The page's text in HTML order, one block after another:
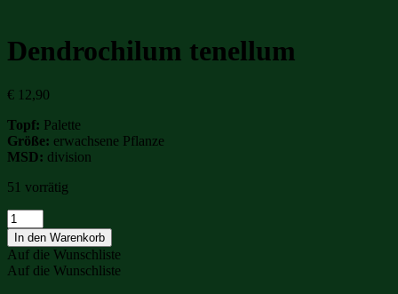
Dendrochilum tenellum
€ 12,90
Topf: Palette
Größe: erwachsene Pflanze
MSD: division
51 vorrätig
Dendrochilum
tenellum
Menge
In den Warenkorb
Auf die Wunschliste
Auf die Wunschliste